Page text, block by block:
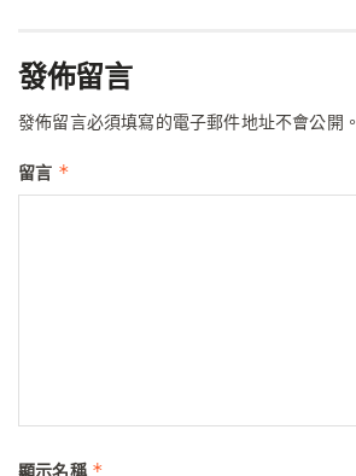
發佈留言
發佈留言必須填寫的電子郵件地址不會公開。
留言 *
顯示名稱 *